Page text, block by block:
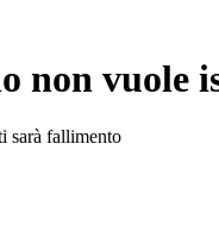
non vuole
sarà fallimento